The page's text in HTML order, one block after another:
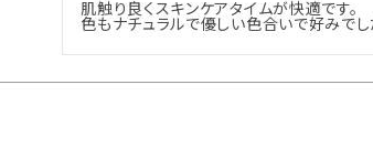
肌触り良くスキンケアタイムが快適です。
色もナチュラルで優しい色合いで好みでし